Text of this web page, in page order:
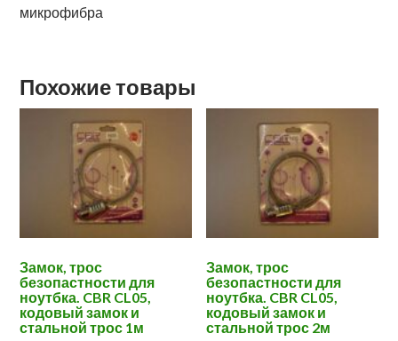
микрофибра
Похожие товары
Замок, трос
безопастности для
ноутбка. CBR CL05,
кодовый замок и
стальной трос 1м
Замок, трос
безопастности для
ноутбка. CBR CL05,
кодовый замок и
стальной трос 2м